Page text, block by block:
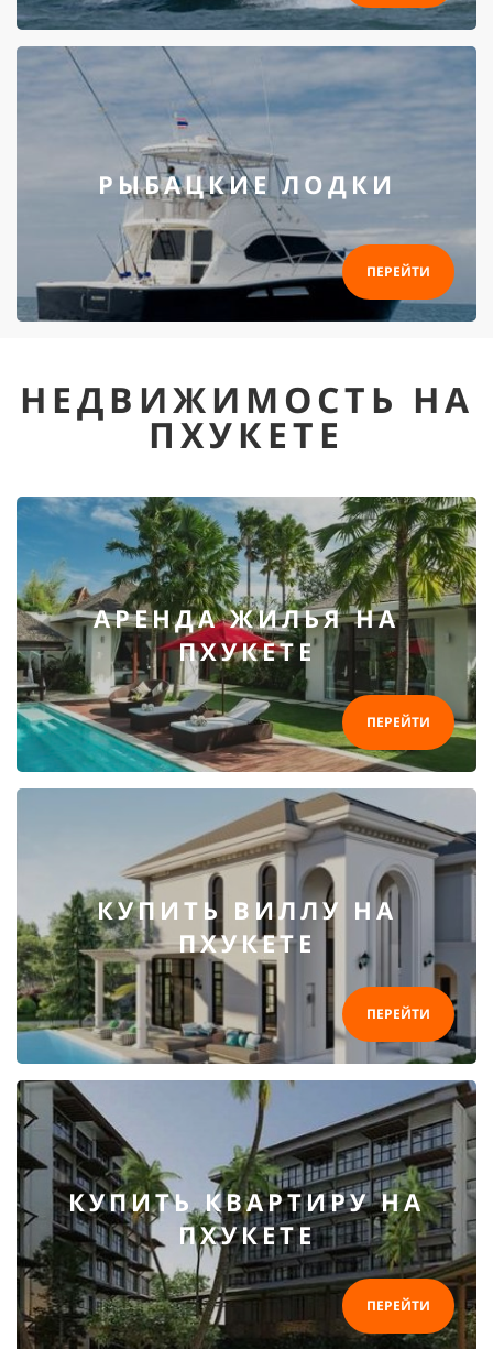
РЫБАЦКИЕ ЛОДКИ
ПЕРЕЙТИ
НЕДВИЖИМОСТЬ НА
ПХУКЕТЕ
АРЕНДА ЖИЛЬЯ НА
ПХУКЕТЕ
ПЕРЕЙТИ
КУПИТЬ ВИЛЛУ НА
ПХУКЕТЕ
ПЕРЕЙТИ
КУПИТЬ КВАРТИРУ НА
ПХУКЕТЕ
ПЕРЕЙТИ